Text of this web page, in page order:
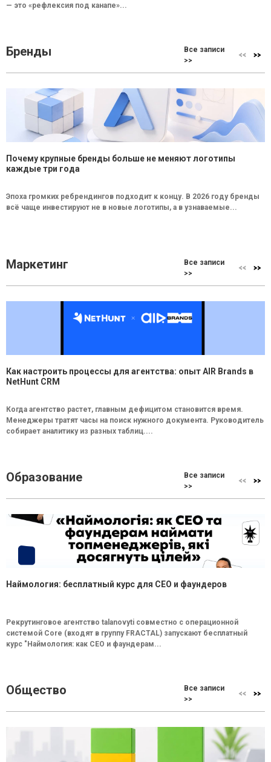
— это «рефлексия под канапе»...
Бренды
Все записи
>>
Почему крупные бренды больше не меняют логотипы
каждые три года
Эпоха громких ребрендингов подходит к концу. В 2026 году бренды
всё чаще инвестируют не в новые логотипы, а в узнаваемые...
Маркетинг
Все записи
>>
Как настроить процессы для агентства: опыт AIR Brands в
NetHunt CRM
Когда агентство растет, главным дефицитом становится время.
Менеджеры тратят часы на поиск нужного документа. Руководитель
собирает аналитику из разных таблиц....
Образование
Все записи
>>
Наймология: бесплатный курс для CEO и фаундеров
Рекрутинговое агентство talanovyti совместно с операционной
системой Core (входят в группу FRACTAL) запускают бесплатный
курс "Наймология: как СEO и фаундерам...
Общество
Все записи
>>